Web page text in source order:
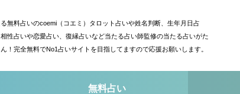
無料占いのcoemi（コエミ）タロット占いや姓名判断、生年月日占
性占いや恋愛占い、復縁占いなど当たる占い師監修の当たる占いがた
ん！完全無料でNo1占いサイトを目指してますので応援お願いします。
無料占い